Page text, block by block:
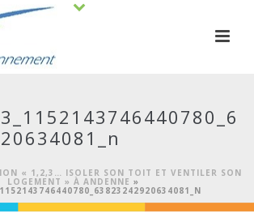
« 1,2,3… ISOLER SON TOIT ET VENTILER SON
LOGEMENT » À ANDENNE »